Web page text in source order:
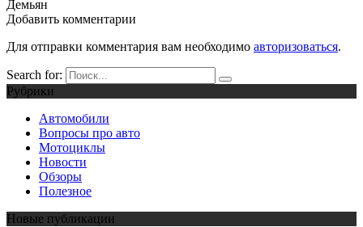
Демьян
Добавить комментарии
Для отправки комментария вам необходимо авторизоваться.
Search for:
Рубрики
Автомобили
Вопросы про авто
Мотоциклы
Новости
Обзоры
Полезное
Новые публикации